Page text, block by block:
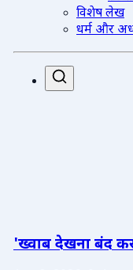
विशेष लेख
धर्म और
'ख्वाब देखना बंद